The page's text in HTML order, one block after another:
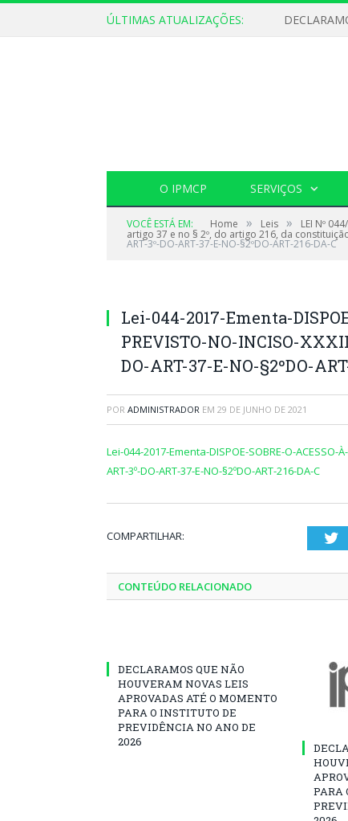
ÚLTIMAS ATUALIZAÇÕES:
O IPMCP SERVIÇOS
VOCÊ ESTÁ EM: Home » Leis » LEI Nº
artigo 37 e no § 2º, do artigo 216, da
ART-3º-DO-ART-37-E-NO-§2ºDO-ART-216-DA-C
Lei-044-2017-Ementa-
PREVISTO-NO-INCISO-
DO-ART-37-E-NO-§2ºDO-
POR ADMINISTRADOR EM 29 DE JUNHO DE 2021
Lei-044-2017-Ementa-DISPOE-SOBRE-O-ACESSO-
ART-3º-DO-ART-37-E-NO-§2ºDO-ART-216-DA-C
COMPARTILHAR:
CONTEÚDO RELACIONADO
DECLARAMOS QUE NÃO
HOUVERAM NOVAS LEIS
APROVADAS ATÉ O MOMENTO
PARA O INSTITUTO DE
PREVIDÊNCIA NO ANO DE
2026
PARA